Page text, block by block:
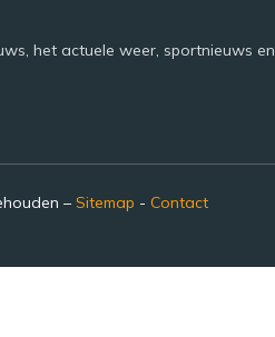
het actuele weer, sportnieuws en
– Sitemap - Contact